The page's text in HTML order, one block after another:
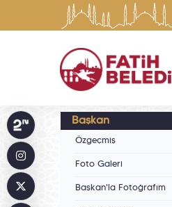
Başkan
Özgeçmiş
Foto Galeri
Başkan'la Fotoğrafım